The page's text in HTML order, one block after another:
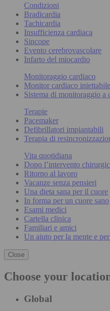
Condizioni
Bradicardia
Tachicardia
Insufficienza cardiaca
Sincope
Evento cerebrovascolare
Infarto del miocardio
Monitoraggio cardiaco
Monitor cardiaco iniettabile
Sistema di monitoraggio a
Terapie
Pacemaker
Defibrillatori impiantabili
Terapia di
Vita quotidiana
Dopo l’intervento
Ritorno al lavoro
Vacanze senza pensieri
Una dieta sana per il cuore
In forma per un cuore sano
Esami medici
Cartella clinica
Familiari e amici
Un aiuto per la mente e
Close
Choose your
Global